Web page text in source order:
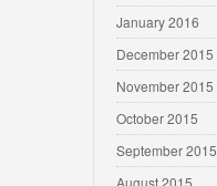
January 2016
December 2015
November 2015
October 2015
September 2015
August 2015